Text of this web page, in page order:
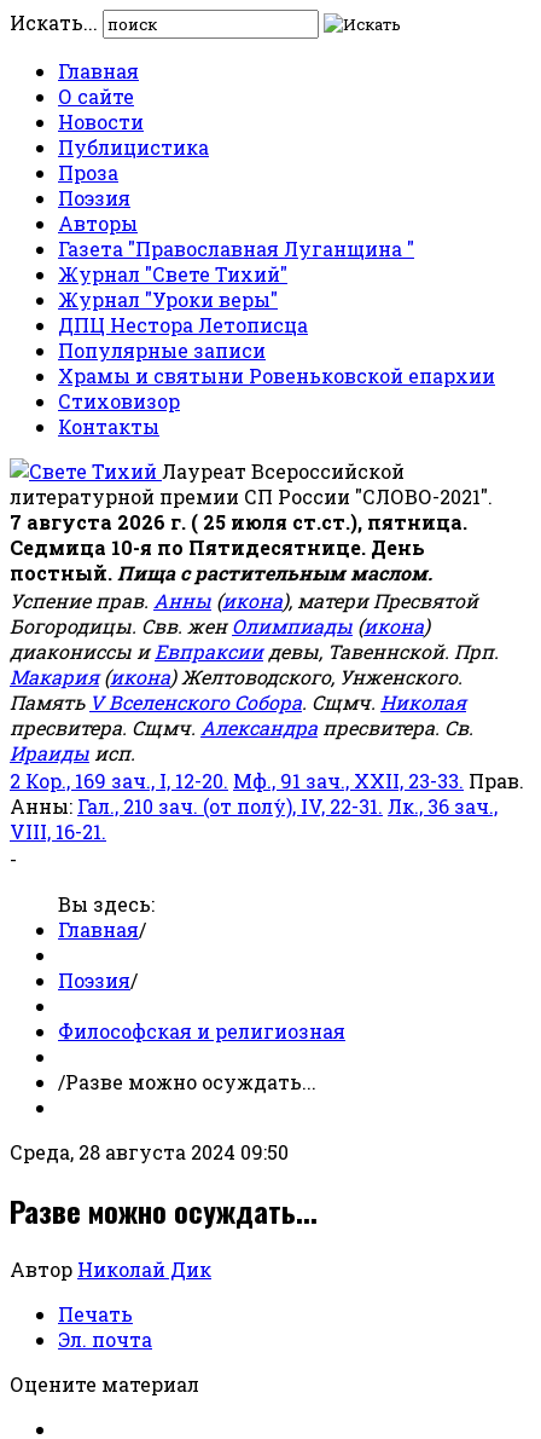
Искать...
Главная
О сайте
Новости
Публицистика
Проза
Поэзия
Авторы
Газета "Православная Луганщина "
Журнал "Свете Тихий"
Журнал "Уроки веры"
ДПЦ Нестора Летописца
Популярные записи
Храмы и святыни Ровеньковской епархии
Стиховизор
Контакты
Лауреат Всероссийской
литературной премии СП России "СЛОВО-2021".
7 августа 2026 г. ( 25 июля ст.ст.), пятница.
Седмица 10-я по Пятидесятнице. День
постный. Пища с растительным маслом.
Успение прав. Анны (икона), матери Пресвятой
Богородицы. Свв. женОлимпиады (икона)
диакониссы иЕвпраксиидевы, Тавеннской. Прп.
Макария(икона) Желтоводского, Унженского.
Память V Вселенского Собора. Сщмч. Николая
пресвитера. Сщмч. Александра пресвитера. Св.
Ираиды исп.
2 Кор., 169 зач., I, 12-20. Мф., 91 зач., XXII, 23-33. Прав.
Анны: Гал., 210 зач. (от полу́), IV, 22-31. Лк., 36 зач.,
VIII, 16-21.
-
Вы здесь:
Главная/
Поэзия/
Философская и религиозная
/Разве можно осуждать...
Среда, 28 августа 2024 09:50
Разве можно осуждать...
Автор Николай Дик
Печать
Эл. почта
Оцените материал